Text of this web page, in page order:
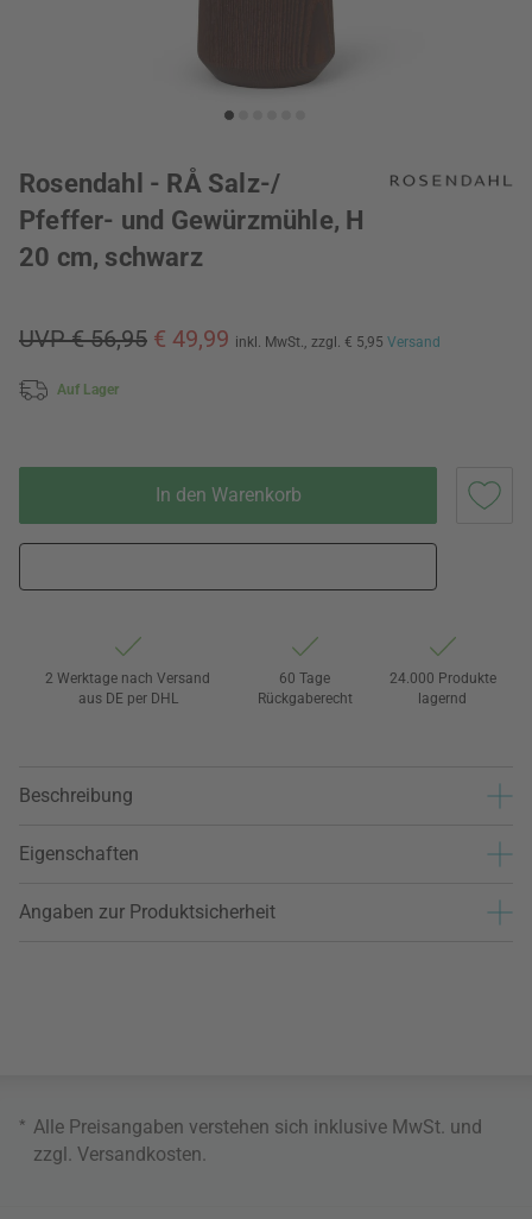
Rosendahl - RÅ Salz-/
Pfeffer- und Gewürzmühle, H
20 cm, schwarz
UVP € 56,95 € 49,99 inkl. MwSt., zzgl. € 5,95 Versand
Auf Lager
In den Warenkorb
2 Werktage nach Versand
aus DE per DHL
60 Tage
Rückgaberecht
24.000 Produkte
lagernd
Beschreibung
Eigenschaften
Angaben zur Produktsicherheit
* Alle Preisangaben verstehen sich inklusive MwSt. und
zzgl. Versandkosten